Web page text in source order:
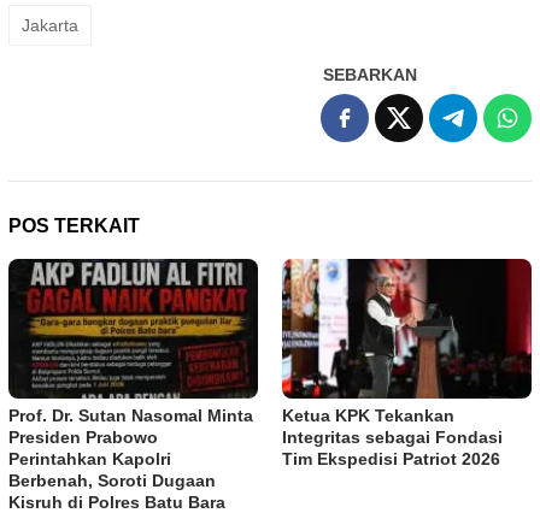
Jakarta
SEBARKAN
POS TERKAIT
Prof. Dr. Sutan Nasomal Minta
Presiden Prabowo
Perintahkan Kapolri
Berbenah, Soroti Dugaan
Kisruh di Polres Batu Bara
Ketua KPK Tekankan
Integritas sebagai Fondasi
Tim Ekspedisi Patriot 2026